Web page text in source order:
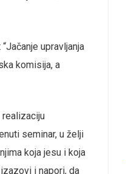
upravljanja
komisija, a
realizaciju
seminar, u želji
koja jesu i koja
i napori, da